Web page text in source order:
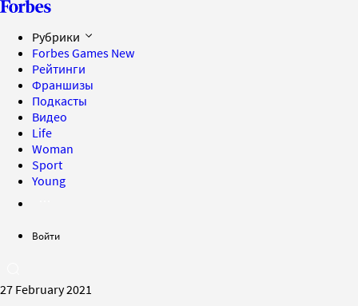
Рубрики
Forbes Games New
Рейтинги
Франшизы
Подкасты
Видео
Life
Woman
Sport
Young
Войти
27 February 2021